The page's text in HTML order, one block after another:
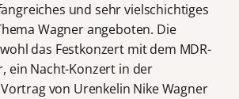
und sehr vielschichtiges
Wagner angeboten. Die
das Festkonzert mit dem MDR-
ein Nacht-Konzert in der
von Urenkelin Nike Wagner